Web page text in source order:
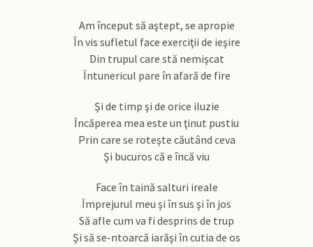
Am început să aştept, se apropie
În vis sufletul face exerciţii de ieşire
Din trupul care stă nemişcat
Întunericul pare în afară de fire
Şi de timp şi de orice iluzie
Încăperea mea este un ţinut pustiu
Prin care se roteşte căutând ceva
Şi bucuros că e încă viu
Face în taină salturi ireale
Împrejurul meu şi în sus şi în jos
Să afle cum va fi desprins de trup
Şi să se-ntoarcă iarăşi în cutia de os